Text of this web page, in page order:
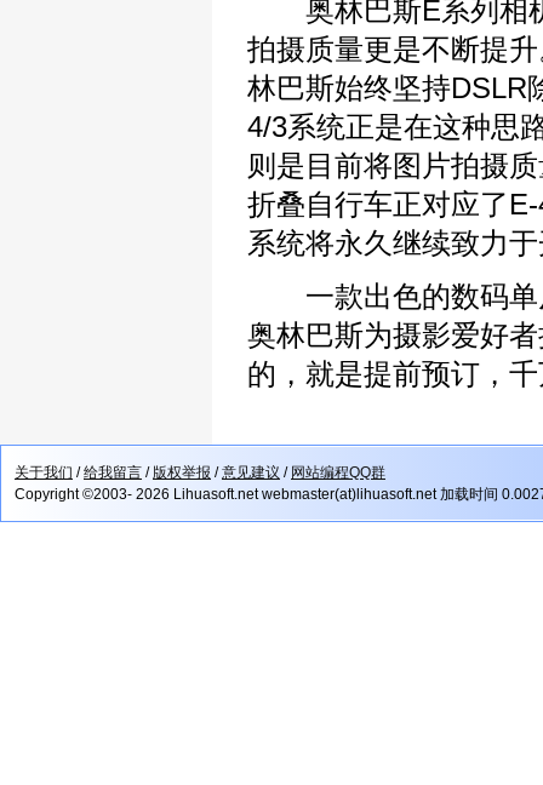
奥林巴斯E系列相机
拍摄质量更是不断提
林巴斯始终坚持DSLR
4/3系统正是在这种思
则是目前将图片拍摄
折叠自行车正对应了
系统将永久继续致力
一款出色的数码单
奥林巴斯为摄影爱好
的，就是提前预订，
关于我们 /给我留言 /版权举报 /意见建议 / 网站编程QQ群
Copyright ©2003- 2026 Lihuasoft.net webmaster(at)lihuasoft.net 加载时间